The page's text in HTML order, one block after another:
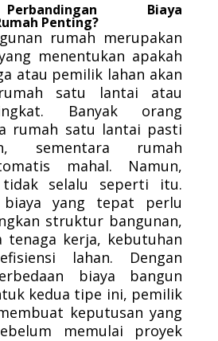
Biaya
Penting?
rumah merupakan
menentukan apakah
atau pemilik lahan akan
satu lantai atau
Banyak orang
rumah satu lantai pasti
sementara rumah
mahal. Namun,
tidak selalu seperti itu.
biaya yang tepat perlu
struktur bangunan,
tenaga kerja, kebutuhan
lahan. Dengan
biaya bangun
kedua tipe ini, pemilik
keputusan yang
memulai proyek